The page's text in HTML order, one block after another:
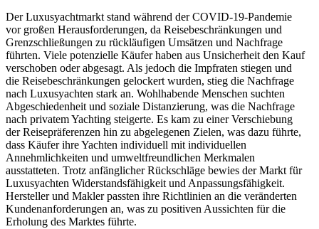
Der Luxusyachtmarkt stand während der COVID-19-Pandemie
vor großen Herausforderungen, da Reisebeschränkungen und
Grenzschließungen zu rückläufigen Umsätzen und Nachfrage
führten. Viele potenzielle Käufer haben aus Unsicherheit den Kauf
verschoben oder abgesagt. Als jedoch die Impfraten stiegen und
die Reisebeschränkungen gelockert wurden, stieg die Nachfrage
nach Luxusyachten stark an. Wohlhabende Menschen suchten
Abgeschiedenheit und soziale Distanzierung, was die Nachfrage
nach privatem Yachting steigerte. Es kam zu einer Verschiebung
der Reisepräferenzen hin zu abgelegenen Zielen, was dazu führte,
dass Käufer ihre Yachten individuell mit individuellen
Annehmlichkeiten und umweltfreundlichen Merkmalen
ausstatteten. Trotz anfänglicher Rückschläge bewies der Markt für
Luxusyachten Widerstandsfähigkeit und Anpassungsfähigkeit.
Hersteller und Makler passten ihre Richtlinien an die veränderten
Kundenanforderungen an, was zu positiven Aussichten für die
Erholung des Marktes führte.